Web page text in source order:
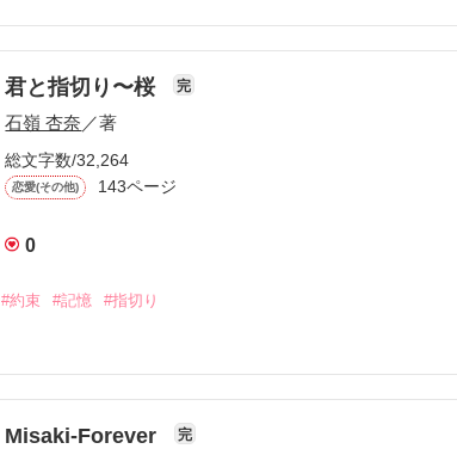
一部フィクションです
君と指切り〜桜 完
石嶺 杏奈 ／著
総文字数/32,264
恋愛(その他) 143ページ
0
#約束 #記憶 #指切り
Misaki-Forever 完